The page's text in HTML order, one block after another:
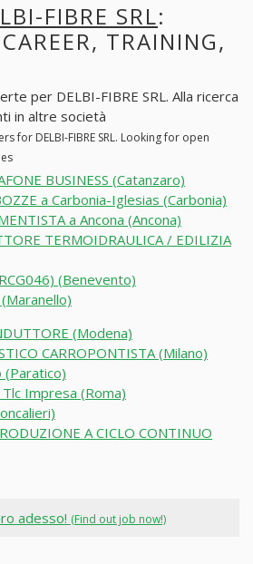
FIBRE SRL:
TRAINING,
per DELBI-FIBRE SRL. Alla ricerca
in altre società
for DELBI-FIBRE SRL. Looking for open
BUSINESS (Catanzaro)
a Carbonia-Iglesias (Carbonia)
a Ancona (Ancona)
TERMOIDRAULICA / EDILIZIA
(Benevento)
(Modena)
CARROPONTISTA (Milano)
(Paratico)
Impresa (Roma)
A CICLO CONTINUO
adesso! (Find out job now!)